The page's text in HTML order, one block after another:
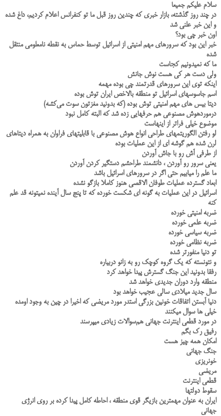
سلام علیکم جمیعا
در چند روز گذشته، بازار خبری که چندین روز قبل ما تو کنفرانس اعلام کردیم، داغ شده
و این خبر علنی شد
اون خبر چی بود؟
خبر این بود که سرورهای مهم امنیتی از اسرائیل توسط حماس به نقطه نامعلومی منتقل
شده
ما که نمیدونیم کجاست
ولی دست هر کی هست نوش جانش
اینکه توی این سرورهای قدرتمند چی بوده مهمه
اسم جاسوسهای اسرائیل تو منطقه بالاخص ایران توش بوده
دیتا بیس های مهم امنیتی توش بوده (که بدونید مغزتون سوت می‌کشه)
درموردهوش مصنوعی هم حرفهایی زده شد که البته کامل نبود
موضوع خیلی فراتر از اینهاست
لو رفتن الگوریتمهای طراحی انواع هوش مصنوعی با قابلیتهای فراوان به همراه دیتاهای
لرن شده هم گوشه ای از این عملیات بوده
از طرفی آش رو با جاش آوردن
یعنی سرور رو آوردن ، دانشمند طراحشم دستگیر کردن آوردن
ما علم را میابیم حتی اگر در سرورهای اسرائیل باشد
ابعاد گسترده عملیات طوفان الاقصی هنوز کاملا بازگو نشده
اسرائیل در این عملیات به گونه ای شکست خورده که تا پنج سال آینده نمیتونه قد علم
کنه
ضربه امنیتی خورده
ضربه علمی خورده
ضربه سیاسی خورده
ضربه نظامی خورده
تو دنیا منفورتر شده
و نتونسته که یک گروه کوچک رو به زانو دربیاره
رفقا بدونید این جنگ گسترش پیدا خواهد کرد
منطقه وارد دوران جدیدی خواهد شد
سال جدید میلادی سالی عجیب خواهد بود
دنیا آبستن اتفاقات خونین بزرگی استدر مورد مریضی که اخیرا در چین به وجود اومده
خیلی ها سوال میکنند
در مورد قطعی اینترنت جهانی هم‌سوالات زیادی میپرسند
رفیق رک بگم
امکان همه چیز هست
جنگ جهانی
خونریزی
مریضی
قطعی اینترنت
سقوط دولتها
ایران به عنوان مهمترین بازیگر قوی منطقه ، احاطه کامل پیدا کرده بر روی انرژی
جهانی